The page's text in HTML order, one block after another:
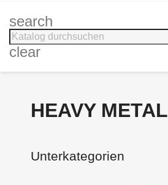
search
clear
HEAVY METAL
Unterkategorien